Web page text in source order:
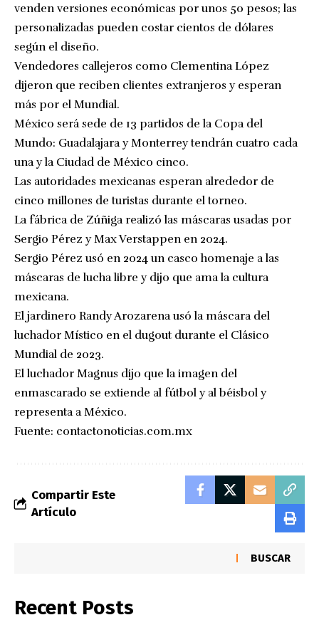
venden versiones económicas por unos 50 pesos; las
personalizadas pueden costar cientos de dólares
según el diseño.
Vendedores callejeros como Clementina López
dijeron que reciben clientes extranjeros y esperan
más por el Mundial.
México será sede de 13 partidos de la Copa del
Mundo: Guadalajara y Monterrey tendrán cuatro cada
una y la Ciudad de México cinco.
Las autoridades mexicanas esperan alrededor de
cinco millones de turistas durante el torneo.
La fábrica de Zúñiga realizó las máscaras usadas por
Sergio Pérez y Max Verstappen en 2024.
Sergio Pérez usó en 2024 un casco homenaje a las
máscaras de lucha libre y dijo que ama la cultura
mexicana.
El jardinero Randy Arozarena usó la máscara del
luchador Místico en el dugout durante el Clásico
Mundial de 2023.
El luchador Magnus dijo que la imagen del
enmascarado se extiende al fútbol y al béisbol y
representa a México.
Fuente: contactonoticias.com.mx
Compartir Este
Artículo
BUSCAR
Recent Posts